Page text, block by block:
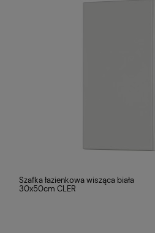
Szafka łazienkowa wisząca biała
30x50cm CLER